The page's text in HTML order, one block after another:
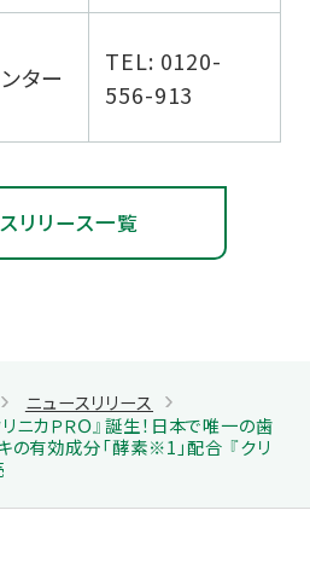
ター
TEL: 0120-
556-913
リリース一覧
ニュースリリース
ニカＰＲＯ』誕生！日本で唯一の歯
の有効成分「酵素※1」配合 『クリ